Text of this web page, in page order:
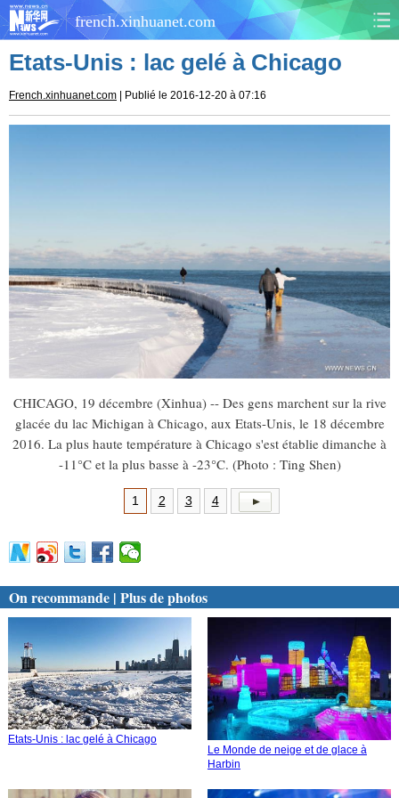
french.xinhuanet.com
CHINE MONDE
SCI&TECH PLANÈTE
TOURISME DOCUMENTS
DOSSIERS PHOTOS
VIDÉOS
Etats-Unis : lac gelé à Chicago
French.xinhuanet.com | Publié le 2016-12-20 à 07:16
CHICAGO, 19 décembre (Xinhua) -- Des gens marchent sur la rive
glacée du lac Michigan à Chicago, aux Etats-Unis, le 18 décembre
2016. La plus haute température à Chicago s'est établie dimanche à
-11°C et la plus basse à -23°C. (Photo : Ting Shen)
1 2 3 4
On recommande | Plus de photos
Etats-Unis : lac gelé à Chicago
Le Monde de neige et de glace à
Harbin